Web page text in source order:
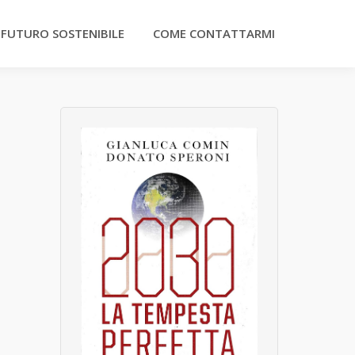
SOSTENIBILE COME CONTATTARMI